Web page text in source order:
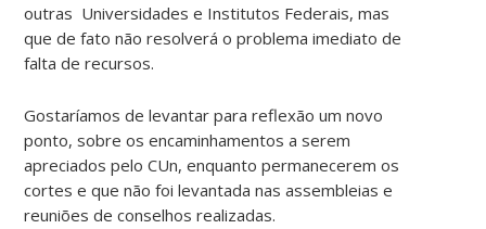
outras Universidades e Institutos Federais, mas
que de fato não resolverá o problema imediato de
falta de recursos.
Gostaríamos de levantar para reflexão um novo
ponto, sobre os encaminhamentos a serem
apreciados pelo CUn, enquanto permanecerem os
cortes e que não foi levantada nas assembleias e
reuniões de conselhos realizadas.